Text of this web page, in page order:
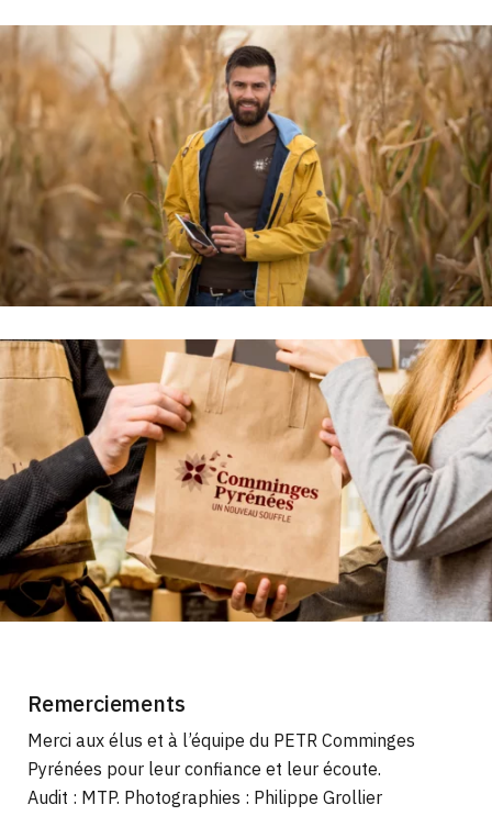
Remerciements
Merci aux élus et à l’équipe du PETR Comminges
Pyrénées pour leur confiance et leur écoute.
Audit : MTP. Photographies : Philippe Grollier